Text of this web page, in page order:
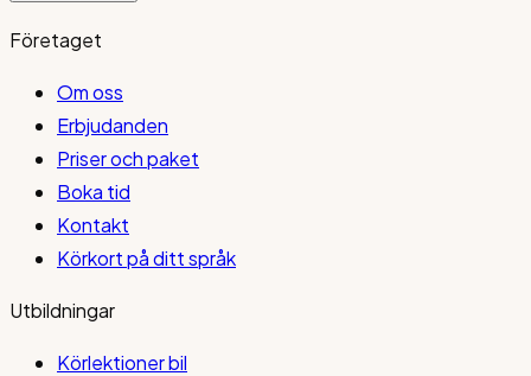
Företaget
Om oss
Erbjudanden
Priser och paket
Boka tid
Kontakt
Körkort på ditt språk
Utbildningar
Körlektioner bil